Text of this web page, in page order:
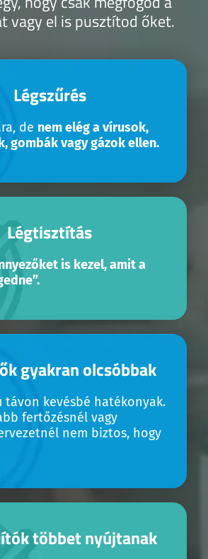
vagy el is pusztítod őket.
Légszűrés
de nem elég a vírusok,
gombák vagy gázok ellen.
Légtisztítás
is kezel, amit a
gyakran olcsóbbak
távon kevésbé hatékonyak.
fertőzésnél vagy
nem biztos, hogy
többet nyújtanak